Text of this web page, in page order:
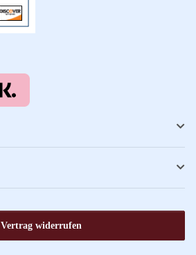
Vertrag widerrufen